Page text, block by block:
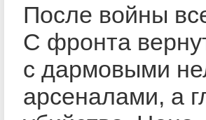
После войны
С фронта
с дармовыми
арсеналами, а